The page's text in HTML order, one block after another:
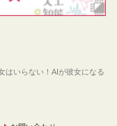
はいらない！AIが彼女になる